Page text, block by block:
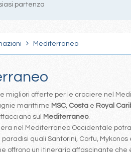
partenza
Mediterraneo
migliori offerte per le crociere nel
marittime MSC, Costa e Royal
sul
Mediterraneo.
nel Mediterraneo Occidentale
quali Santorini, Corfu,
offrono un itinerario affascinante